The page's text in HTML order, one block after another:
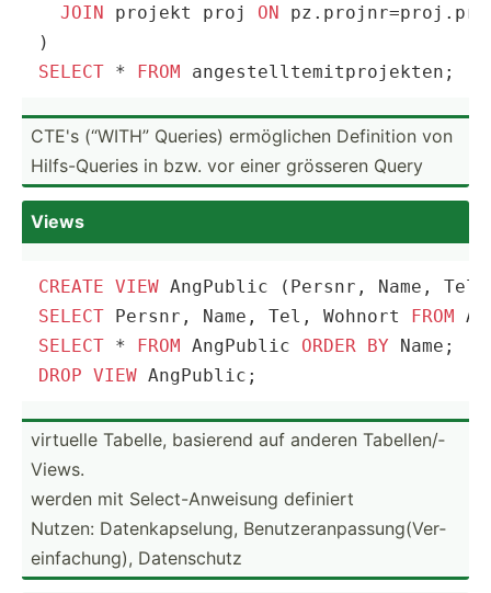
JOIN projekt proj ON
SELECT * FROM angestelltemitprojekten;
CTE's (“WITH” Queries) ermög­lichen Definition von
Hilfs-­Queries in bzw. vor einer grösseren Query
Views
CREATE VIEW AngPublic (Persnr, Name,
SELECT Persnr, Name, Tel, Wohnort FROM
SELECT * FROM AngPublic ORDER BY
DROP VIEW AngPublic;
virtuelle Tabelle, basierend auf anderen Tabell­en/­
Views.
werden mit Select­-An­weisung definiert
Nutzen: Datenk­aps­elung, Benutz­era­npa­ssu­ng(­Ver­
ein­fac­hung), Datens­chutz